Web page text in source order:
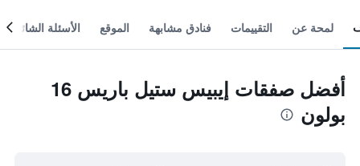
لمحة عن التقييمات فنادق مشابهة الموقع الأسئلة الشائعة
أفضل صفقات إيبيس ستيل باريس 16
بولون